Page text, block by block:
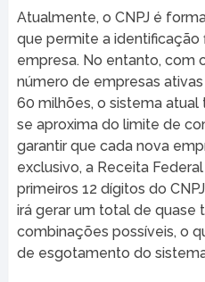
Atualmente, o CNPJ é
que permite a identificação
empresa. No entanto, com
número de empresas
60 milhões, o sistema
se aproxima do limite de
garantir que cada nova
exclusivo, a Receita
primeiros 12 dígitos do
irá gerar um total de quase
combinações possíveis, o
de esgotamento do